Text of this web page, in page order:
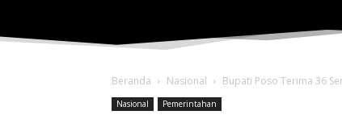
Beranda Nasional Bupati Poso Terima 36
Nasional Pemerintahan